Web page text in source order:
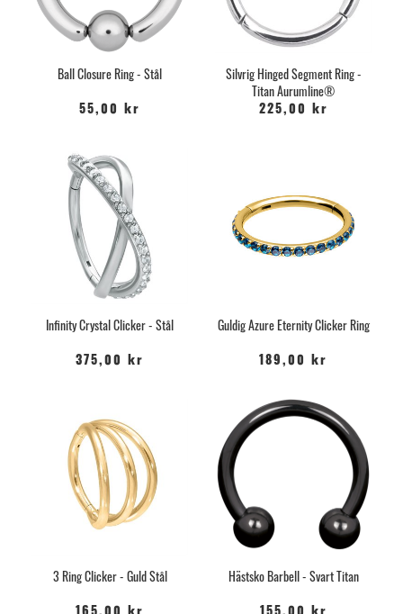
Ball Closure Ring - Stål
55,00 kr
Silvrig Hinged Segment Ring -
Titan Aurumline®
225,00 kr
Infinity Crystal Clicker - Stål
375,00 kr
Guldig Azure Eternity Clicker Ring
189,00 kr
3 Ring Clicker - Guld Stål Hästsko Barbell - Svart Titan